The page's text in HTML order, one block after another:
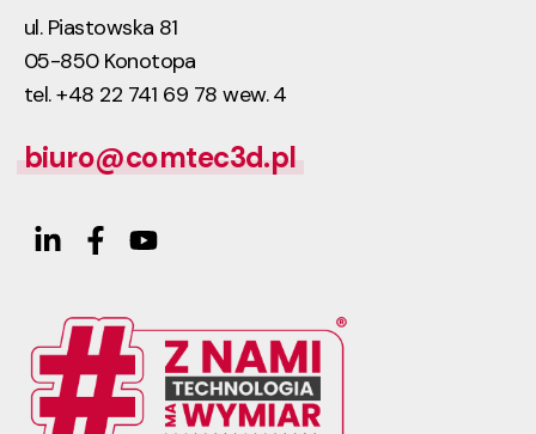
ul. Piastowska 81
05-850 Konotopa
tel. +48 22 741 69 78 wew. 4
biuro@comtec3d.pl